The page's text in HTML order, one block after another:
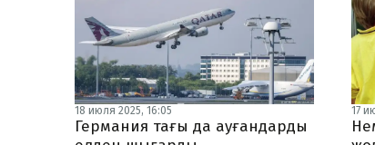
18 июля 2025, 16:05
Германия тағы да ауғандарды
17